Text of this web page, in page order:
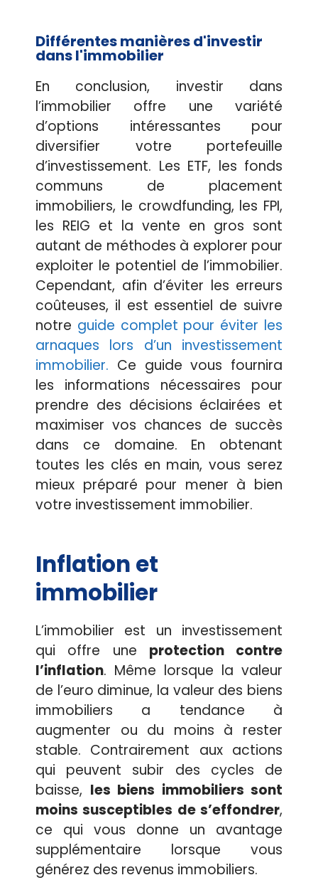
Différentes manières d'investir
dans l'immobilier
En conclusion, investir dans
l’immobilier offre une variété
d’options intéressantes pour
diversifier votre portefeuille
d’investissement. Les ETF, les fonds
communs de placement
immobiliers, le crowdfunding, les FPI,
les REIG et la vente en gros sont
autant de méthodes à explorer pour
exploiter le potentiel de l’immobilier.
Cependant, afin d’éviter les erreurs
coûteuses, il est essentiel de suivre
notre guide complet pour éviter les
arnaques lors d’un investissement
immobilier. Ce guide vous fournira
les informations nécessaires pour
prendre des décisions éclairées et
maximiser vos chances de succès
dans ce domaine. En obtenant
toutes les clés en main, vous serez
mieux préparé pour mener à bien
votre investissement immobilier.
Inflation et
immobilier
L’immobilier est un investissement
qui offre une protection contre
l’inflation. Même lorsque la valeur
de l’euro diminue, la valeur des biens
immobiliers a tendance à
augmenter ou du moins à rester
stable. Contrairement aux actions
qui peuvent subir des cycles de
baisse, les biens immobiliers sont
moins susceptibles de s’effondrer,
ce qui vous donne un avantage
supplémentaire lorsque vous
générez des revenus immobiliers.